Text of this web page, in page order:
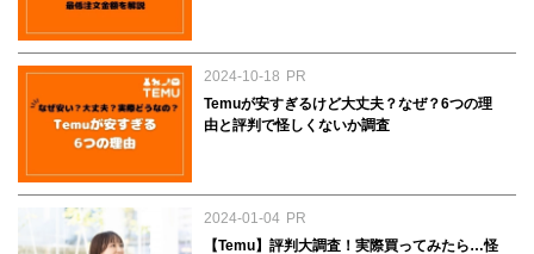
2024-10-18 PR
Temuが安すぎるけど大丈夫？なぜ？6つの理
由と評判で怪しくないか調査
2024-01-04 PR
【Temu】評判大調査！実際買ってみたら…怪